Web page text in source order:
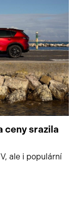
ceny srazila
ale i populární